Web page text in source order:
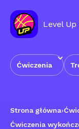
Level
Ćwiczenia
Strona główna›
Ćwiczenia